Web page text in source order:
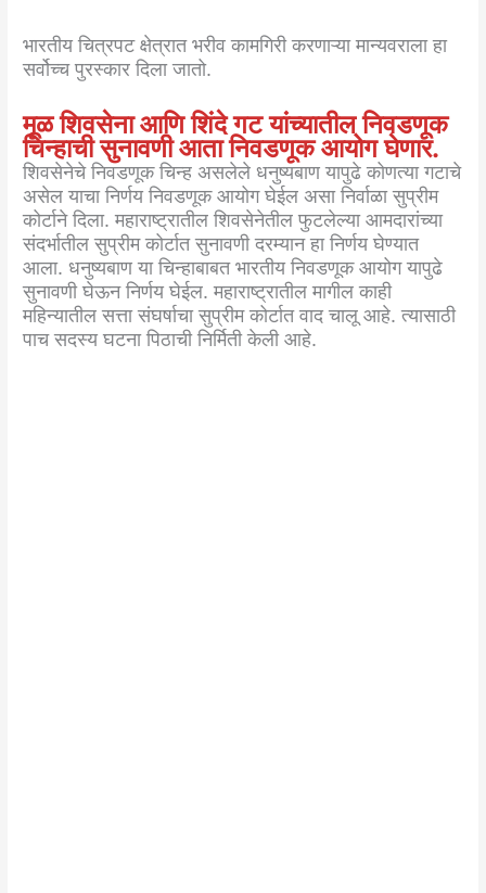
भारतीय चित्रपट क्षेत्रात भरीव कामगिरी करणाऱ्या मान्यवराला हा
सर्वोच्च पुरस्कार दिला जातो.
मूळ शिवसेना आणि शिंदे गट यांच्यातील निवडणूक
चिन्हाची सुनावणी आता निवडणूक आयोग घेणार.
शिवसेनेचे निवडणूक चिन्ह असलेले धनुष्यबाण यापुढे कोणत्या गटाचे
असेल याचा निर्णय निवडणूक आयोग घेईल असा निर्वाळा सुप्रीम
कोर्टाने दिला. महाराष्ट्रातील शिवसेनेतील फुटलेल्या आमदारांच्या
संदर्भातील सुप्रीम कोर्टात सुनावणी दरम्यान हा निर्णय घेण्यात
आला. धनुष्यबाण या चिन्हाबाबत भारतीय निवडणूक आयोग यापुढे
सुनावणी घेऊन निर्णय घेईल. महाराष्ट्रातील मागील काही
महिन्यातील सत्ता संघर्षाचा सुप्रीम कोर्टात वाद चालू आहे. त्यासाठी
पाच सदस्य घटना पिठाची निर्मिती केली आहे.